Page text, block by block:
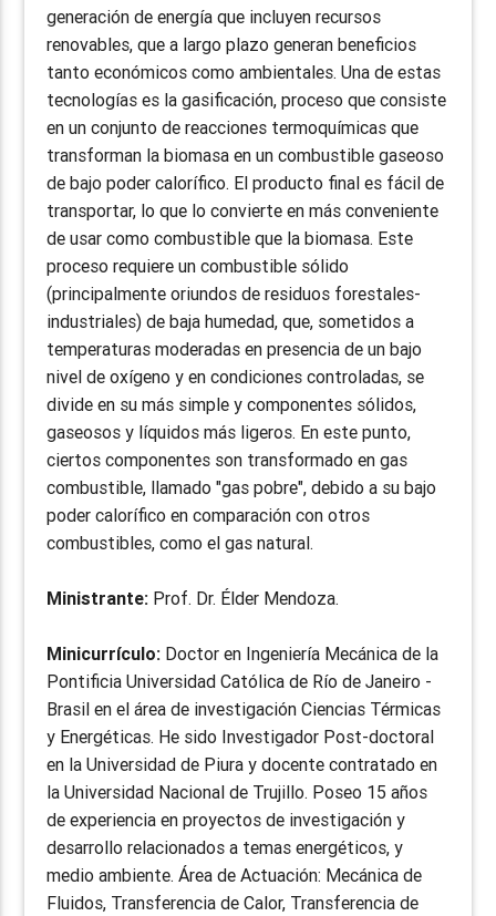
generación de energía que incluyen recursos
renovables, que a largo plazo generan beneficios
tanto económicos como ambientales. Una de estas
tecnologías es la gasificación, proceso que consiste
en un conjunto de reacciones termoquímicas que
transforman la biomasa en un combustible gaseoso
de bajo poder calorífico. El producto final es fácil de
transportar, lo que lo convierte en más conveniente
de usar como combustible que la biomasa. Este
proceso requiere un combustible sólido
(principalmente oriundos de residuos forestales-
industriales) de baja humedad, que, sometidos a
temperaturas moderadas en presencia de un bajo
nivel de oxígeno y en condiciones controladas, se
divide en su más simple y componentes sólidos,
gaseosos y líquidos más ligeros. En este punto,
ciertos componentes son transformado en gas
combustible, llamado "gas pobre", debido a su bajo
poder calorífico en comparación con otros
combustibles, como el gas natural.
Ministrante: Prof. Dr. Élder Mendoza.
Minicurrículo: Doctor en Ingeniería Mecánica de la
Pontificia Universidad Católica de Río de Janeiro -
Brasil en el área de investigación Ciencias Térmicas
y Energéticas. He sido Investigador Post-doctoral
en la Universidad de Piura y docente contratado en
la Universidad Nacional de Trujillo. Poseo 15 años
de experiencia en proyectos de investigación y
desarrollo relacionados a temas energéticos, y
medio ambiente. Área de Actuación: Mecánica de
Fluidos, Transferencia de Calor, Transferencia de